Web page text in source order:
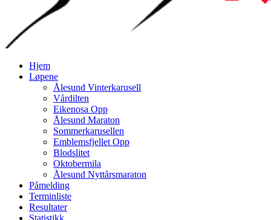
Hjem
Løpene
Ålesund Vinterkarusell
Vårdilten
Eikenosa Opp
Ålesund Maraton
Sommerkarusellen
Emblemsfjellet Opp
Blodslitet
Oktobermila
Ålesund Nyttårsmaraton
Påmelding
Terminliste
Resultater
Statistikk